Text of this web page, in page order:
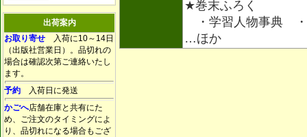
出荷案内
お取り寄せ 入荷に10～14日
（出版社営業日）。品切れの
場合は確認次第ご連絡いたし
ます。
予約 入荷日に発送
かごへ店舗在庫と共有にた
め、ご注文のタイミングによ
り、品切れになる場合もござ
★巻末ふろく
・学習人物事典 ・
…ほか